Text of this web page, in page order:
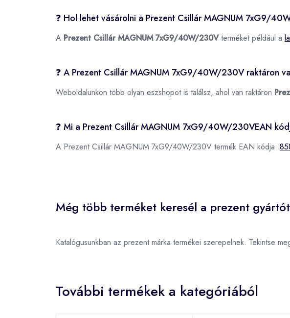
❓ Hol lehet vásárolni a Prezent Csillár MAGNUM 7xG9/
A Prezent Csillár MAGNUM 7xG9/40W/230Vterméket például a
❓ A Prezent Csillár MAGNUM 7xG9/40W/230V raktáron
Weboldalunkon több olyan eszshopot is találsz, ahol van raktáron
❓ Mi a Prezent Csillár MAGNUM 7xG9/40W/230VEAN
A Prezent Csillár MAGNUM 7xG9/40W/230V termék EAN kódja:
Még több terméket keresél a prezent
Katalógusunkban az prezent márka termékei szerepelnek. Tekintse
További termékek a kategóriából